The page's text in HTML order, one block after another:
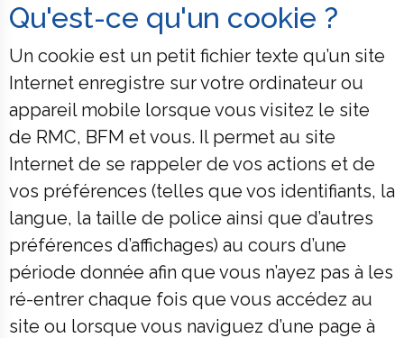
Qu'est-ce qu'un cookie ?
Un cookie est un petit fichier texte qu’un site
Internet enregistre sur votre ordinateur ou
appareil mobile lorsque vous visitez le site
de RMC, BFM et vous. Il permet au site
Internet de se rappeler de vos actions et de
vos préférences (telles que vos identifiants, la
langue, la taille de police ainsi que d’autres
préférences d’affichages) au cours d’une
période donnée afin que vous n’ayez pas à les
ré-entrer chaque fois que vous accédez au
site ou lorsque vous naviguez d’une page à